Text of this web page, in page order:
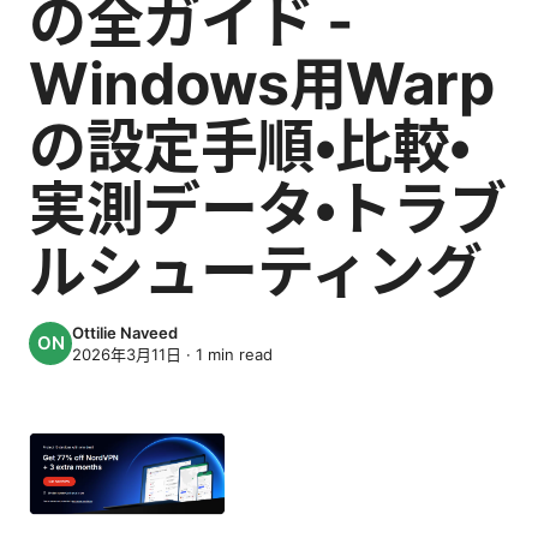
の全ガイド -
Windows用Warp
の設定手順・比較・
実測データ・トラブ
ルシューティング
Ottilie Naveed
2026年3月11日 · 1 min read